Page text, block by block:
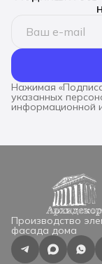
Нажимая
указанных
информационной
Производство
фасада дома